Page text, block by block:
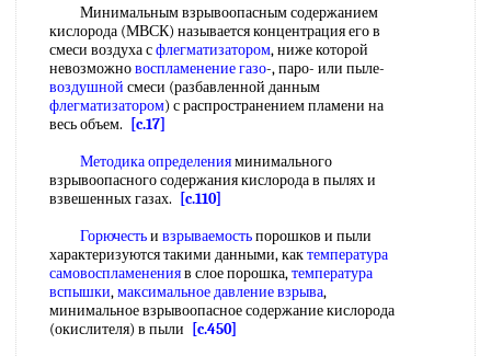
Минимальным взрывоопасным содержанием
кислорода (МВСК) называется концентрация его в
смеси воздуха сфлегматизатором, ниже которой
невозможновоспламенение газо-, паро- или пыле-
воздушной смеси (разбавленной данным
флегматизатором) с распространением пламени на
весь объем.
[c.17]
Методика определенияминимального
взрывоопасного содержания кислорода в пылях и
взвешенных газах.
[c.110]
Горючестьи взрываемостьпорошков и пыли
характеризуются такими данными, кактемпература
самовоспламененияв слое порошка,температура
вспышки,максимальное давление взрыва,
минимальное взрывоопасное содержание кислорода
(окислителя) в пыли
[c.450]